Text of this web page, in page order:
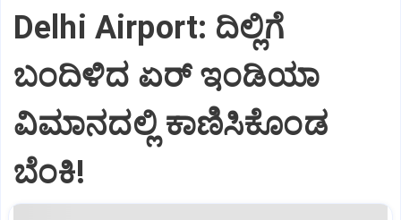
Delhi Airport: ದಿಲ್ಲಿಗೆ
ಬಂದಿಳಿದ ಏರ್‌ ಇಂಡಿಯಾ
ವಿಮಾನದಲ್ಲಿ ಕಾಣಿಸಿಕೊಂಡ
ಬೆಂಕಿ!